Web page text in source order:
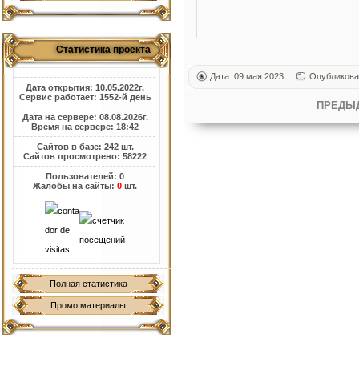
Статистика проекта
Дата открытия: 10.05.2022г.
Сервис работает: 1552-й день
Дата на сервере: 08.08.2026г.
Время на сервере: 18:42
Сайтов в базе: 242 шт.
Сайтов просмотрено: 58222
Пользователей: 0
Жалобы на сайты:0 шт.
Полная статистика
Промо материалы
Дата: 09 мая 2023